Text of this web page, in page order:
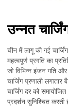
उन्नत
चीन में लागू की गई
महत्वपूर्ण प्रगति का
जो विभिन्न इंजन गति
चार्जिंग प्रणाली
चार्जिंग दर को
प्रदर्शन सुनिश्चित करती